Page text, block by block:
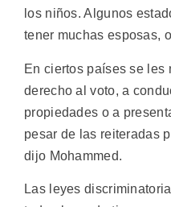
los niños. Algunos
tener muchas esposas,
En ciertos países se les
derecho al voto, a
propiedades o a
pesar de las reiteradas
dijo Mohammed.
Las leyes